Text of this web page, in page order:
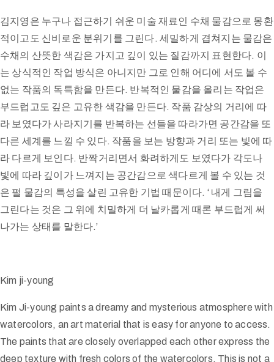
김지영은 누구나 접근하기 쉬운 미술 재료인 수채 물감으로 몽환
적이고도 신비로운 분위기를 그린다. 세밀하게 겹쳐지는 물감은
수채의 산뜻한 색감은 가지고 깊이 있는 질감까지 표현한다. 이
는 상식적인 작업 방식은 아니지만 그로 인해 어디에 서도 볼 수
없는 작품의 독특함을 만든다. 반복적인 물감을 올리는 작업은
부드럽고도 깊은 고유한 색감을 만든다. 작품 감상의 거리에 따
라 보였다가 사라지기를 반복하는 선들을 따라가면 공간감을 또
다른 세계를 느낄 수 있다. 작품을 보는 방향과 거리 또는 빛에 따
라 다르게 보인다. 반짝거리면서 화려하게도 보였다가 각도나
빛에 따라 깊이가 느껴지는 공간감으로 색다르게 볼 수 있는 것
은 펄 물감의 특성을 살린 고유한 기법 때문이다. ‘ 내게 그림을
그린다는 것은 그 위에 치밀하게 더 날카롭게 때론 부드럽게 써
나가는 상태를 말한다.’
Kim ji-young
Kim Ji-young paints a dreamy and mysterious atmosphere with
watercolors, an art material that is easy for anyone to access.
The paints that are closely overlapped each other express the
deep texture with fresh colors of the watercolors. This is not a